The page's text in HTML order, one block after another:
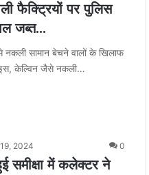
फैक्ट्रियों पर पुलिस
जब्त…
नकली सामान बेचने वालों के खिलाफ
केल्विन जैसे नकली…
2024 0
समीक्षा में कलेक्टर ने